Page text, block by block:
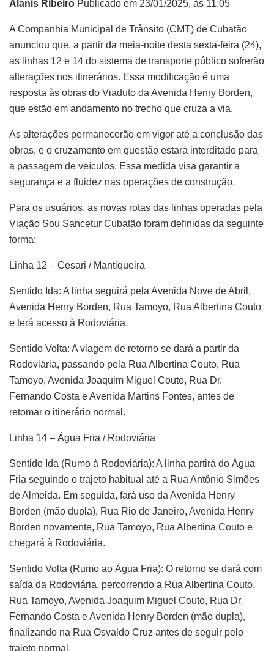
Alanis Ribeiro Publicado em 23/01/2025, às 11:05
A Companhia Municipal de Trânsito (CMT) de Cubatão
anunciou que, a partir da meia-noite desta sexta-feira (24),
as linhas 12 e 14 do sistema de transporte público sofrerão
alterações nos itinerários. Essa modificação é uma
resposta às obras do Viaduto da Avenida Henry Borden,
que estão em andamento no trecho que cruza a via.
As alterações permanecerão em vigor até a conclusão das
obras, e o cruzamento em questão estará interditado para
a passagem de veículos. Essa medida visa garantir a
segurança e a fluidez nas operações de construção.
Para os usuários, as novas rotas das linhas operadas pela
Viação Sou Sancetur Cubatão foram definidas da seguinte
forma:
Linha 12 – Cesari / Mantiqueira
Sentido Ida: A linha seguirá pela Avenida Nove de Abril,
Avenida Henry Borden, Rua Tamoyo, Rua Albertina Couto
e terá acesso à Rodoviária.
Sentido Volta: A viagem de retorno se dará a partir da
Rodoviária, passando pela Rua Albertina Couto, Rua
Tamoyo, Avenida Joaquim Miguel Couto, Rua Dr.
Fernando Costa e Avenida Martins Fontes, antes de
retomar o itinerário normal.
Linha 14 – Água Fria / Rodoviária
Sentido Ida (Rumo à Rodoviária): A linha partirá do Água
Fria seguindo o trajeto habitual até a Rua Antônio Simões
de Almeida. Em seguida, fará uso da Avenida Henry
Borden (mão dupla), Rua Rio de Janeiro, Avenida Henry
Borden novamente, Rua Tamoyo, Rua Albertina Couto e
chegará à Rodoviária.
Sentido Volta (Rumo ao Água Fria): O retorno se dará com
saída da Rodoviária, percorrendo a Rua Albertina Couto,
Rua Tamoyo, Avenida Joaquim Miguel Couto, Rua Dr.
Fernando Costa e Avenida Henry Borden (mão dupla),
finalizando na Rua Osvaldo Cruz antes de seguir pelo
trajeto normal.